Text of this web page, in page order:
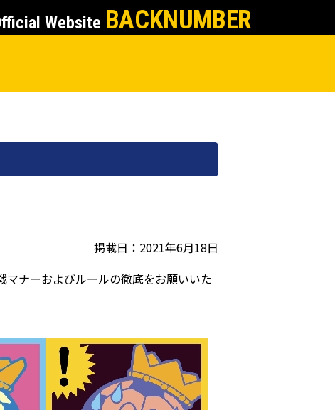
Website BACKNUMBER
掲載日：2021年6月18日
ナーおよびルールの徹底をお願いいた